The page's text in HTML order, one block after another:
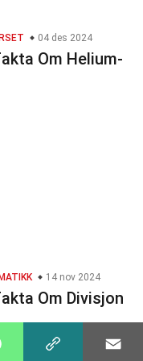
04 des 2024
Om Helium-
14 nov 2024
Om Divisjon